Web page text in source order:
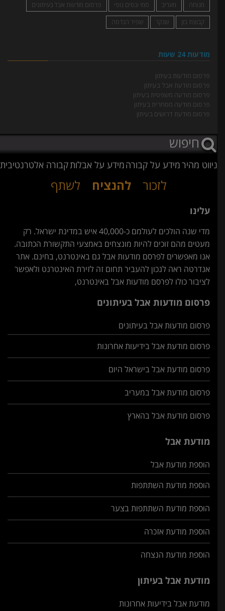
מנוחה
מעריב סמי ונסים נופי
פרסום מודעות אבל בעיתונים
קבוצת בזן
שנקר שפיר הנדסה
מודעות 24 שעות
פרסום מודעות בעיתון
פרסום מודעת אבל בעיתון
פרסום מודעה משפטית בעיתון
פרסום מודעה מסחרית בעיתון
פרסום מודעת דרושים בעיתון
ניווט מהירמידע על קבורהמידע על אבלותקבורה אלטרנטיבית
לזכור להנציח לשתף
עלינו
מדי שנה הולכים לעולמם כ-40,000 איש במדינת ישראל. רק
מעטים מהם זוכים להיות מונצחים באמצעי התקשורת הכתובה.
אנו מאפשרים לפרסם מודעות אבל גם באינטרנט, בחינם. אתר
אנדרטה ראה לנכון להעביר תחום זה לזירת האינטרנט ולאפשר
לציבור כולו לפרסם מודעות אבל באינטרנט,
פרסום מודעות אבל בעיתונים
פרסום מודעות אבל בעיתונים
פרסום מודעת אבל בידיעות אחרונות
פרסום מודעת אבל בישראל היום
פרסום מודעת אבל במעריב
פרסום מודעת אבל בהארץ
מודעת אבל
הוספת מודעת אבל
הוספת מודעת השתתפות
הוספת מודעת השתתפות בצער
הוספת מודעת אזכרה
הוספת מודעת הנצחה
מודעת אבל בעיתון
מודעת אבל בידיעות אחרונות